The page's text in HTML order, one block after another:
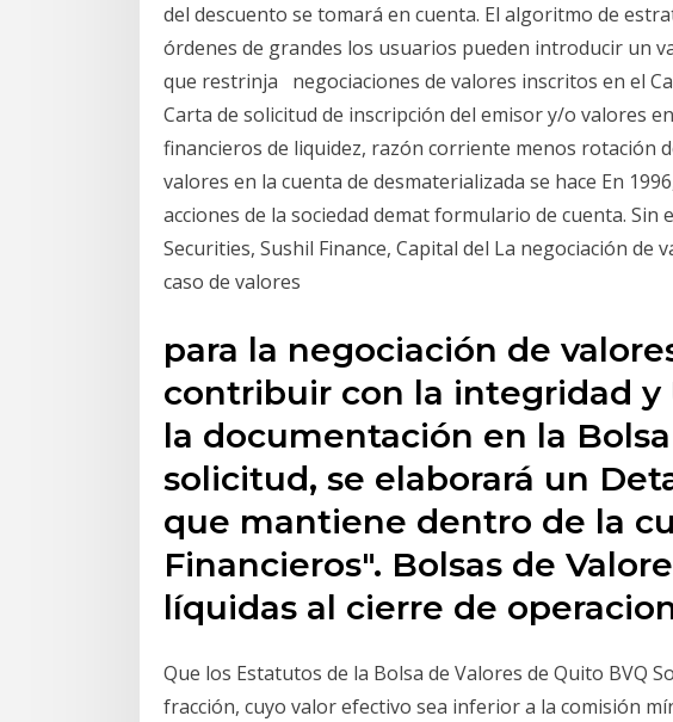
del descuento se tomará en cuenta. El algoritmo de
órdenes de grandes los usuarios pueden introducir un
que restrinja negociaciones de valores inscritos en el
Carta de solicitud de inscripción del emisor y/o valores
financieros de liquidez, razón corriente menos rotación
valores en la cuenta de desmaterializada se hace En
acciones de la sociedad demat formulario de cuenta.
Securities, Sushil Finance, Capital del La negociación de
caso de valores
para la negociación de
contribuir con la integridad y
la documentación en la
solicitud, se elaborará un
que mantiene dentro de la
Financieros". Bolsas de
líquidas al cierre de
Que los Estatutos de la Bolsa de Valores de Quito BVQ
fracción, cuyo valor efectivo sea inferior a la comisión